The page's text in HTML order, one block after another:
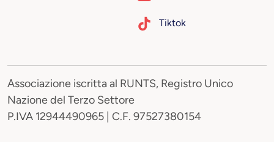
Tiktok
Associazione iscritta al RUNTS, Registro Unico
Nazione del Terzo Settore
P.IVA 12944490965 | C.F. 97527380154